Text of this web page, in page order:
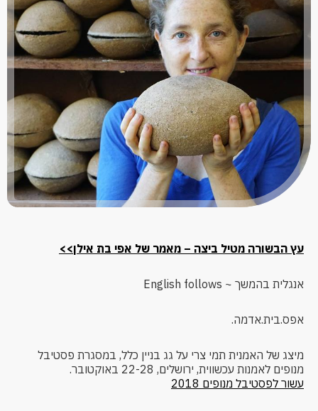
עץ הבשורה מטיל ביצה – מאמר של אפי בת אילן>>
אנגלית בהמשך ~ English follows
אפס.בית.אדמה.
מיצג של האמנית תמי צרי על גג בניין כלל, במסגרת פסטיבל
מנופים לאמנות עכשווית, ירושלים, 22-28 באוקטובר.
עשור לפסטיבל מנופים 2018